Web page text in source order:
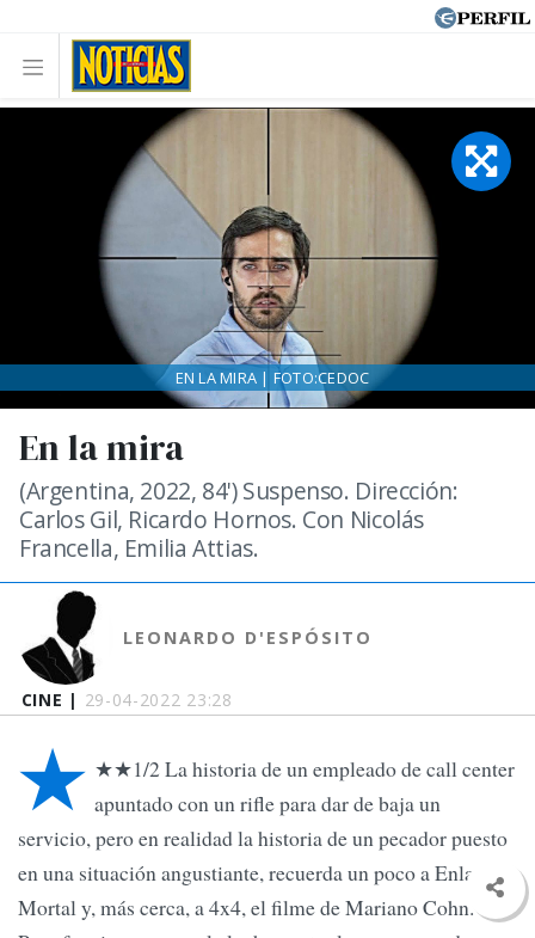
CINE | 29-04-2022 23:28
En la mira
(Argentina, 2022, 84') Suspenso. Dirección:
Carlos Gil, Ricardo Hornos. Con Nicolás
Francella, Emilia Attias.
LEONARDO D'ESPÓSITO
EN LA MIRA | FOTO:CEDOC
★ ★★1/2 La historia de un empleado de call center
apuntado con un rifle para dar de baja un
servicio, pero en realidad la historia de un pecador puesto
en una situación angustiante, recuerda un poco a Enlace
Mortal y, más cerca, a 4x4, el filme de Mariano Cohn.